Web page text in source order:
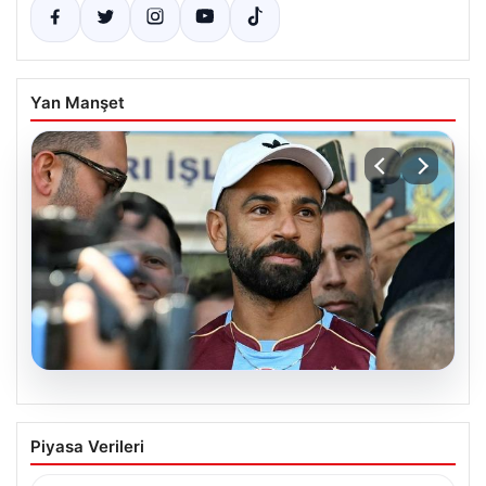
Yan Manşet
Salah’ın Trabzonspor tercihi sonrası
olay sözler! “Onu orada görünce…”
Piyasa Verileri